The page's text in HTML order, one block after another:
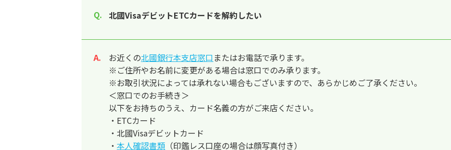
北國VisaデビットETCカードを解約したい
回答
お近くの北國銀行本支店窓口 またはお電話で承ります。
※ご住所やお名前に変更がある場合は窓口でのみ承ります。
※お取引状況によっては承れない場合もございますので、あらかじめご了承ください。
＜窓口でのお手続き＞
以下をお持ちのうえ、カード名義の方がご来店ください。
・ETCカード
・北國Visaデビットカード
・ 本人確認書類 （印鑑レス口座の場合は顔写真付き）